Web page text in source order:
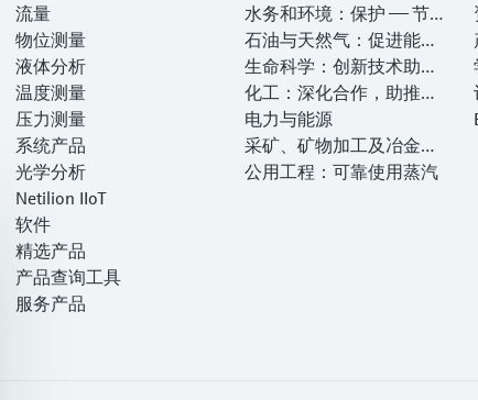
流量
物位测量
液体分析
温度测量
压力测量
系统产品
光学分析
Netilion IIoT
软件
精选产品
产品查询工具
服务产品
水务和环境：保护 —— 节约
—— 提高
石油与天然气：促进能源
转型，实现净零目标
生命科学：创新技术助推
卓越运营
化工：深化合作，助推可
持续成功
电力与能源
采矿、矿物加工及冶金：
打造可持续的未来
公用工程：可靠使用蒸汽